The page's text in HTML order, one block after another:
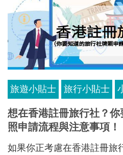
旅遊小貼士 旅行小貼士
想在香港註冊旅行社？
照申請流程與注意事項！
如果你正考慮在香港註冊旅